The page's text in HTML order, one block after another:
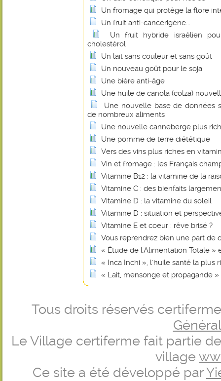
Un fromage qui protège la flore
Un fruit anti-cancérigène...
Un fruit hybride israélien
cholestérol
Un lait sans couleur et sans goût
Un nouveau goût pour le soja
Une bière anti-âge
Une huile de canola (colza)
Une nouvelle base de données
de nombreux aliments
Une nouvelle canneberge plus
Une pomme de terre diététique
Vers des vins plus riches en
Vin et fromage : les Français
Vitamine B12 : la vitamine de la
Vitamine C : des bienfaits
Vitamine D : la vitamine du soleil
Vitamine D : situation et
Vitamine E et coeur : rêve brisé ?
Vous reprendrez bien une part de
« Étude de l'Alimentation Totale »
« Inca Inchi », l'huile santé la plus
« Lait, mensonge et propagande »
Tous droits réservés
Le Village certiferme fait partie
village
Ce site a été développé par